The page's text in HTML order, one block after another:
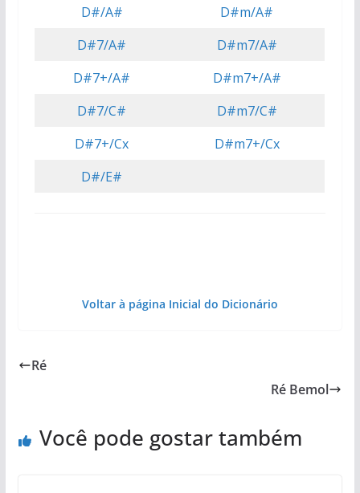
D#/A#
D#m/A#
D#7/A#
D#m7/A#
D#7+/A#
D#m7+/A#
D#7/C#
D#m7/C#
D#7+/Cx
D#m7+/Cx
D#/E#
Voltar à página Inicial do Dicionário
Ré
Ré Bemol
Você pode gostar também